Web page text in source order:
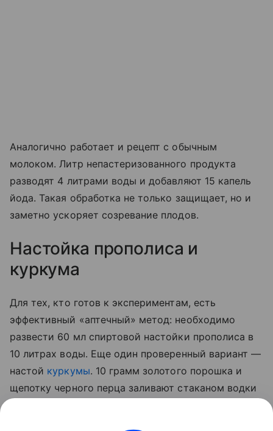
Аналогично работает и рецепт с обычным
молоком. Литр непастеризованного продукта
разводят 4 литрами воды и добавляют 15 капель
йода. Такая обработка не только защищает, но и
заметно ускоряет созревание плодов.
Настойка прополиса и
куркума
Для тех, кто готов к экспериментам, есть
эффективный «аптечный» метод: необходимо
развести 60 мл спиртовой настойки прополиса в
10 литрах воды. Еще один проверенный вариант —
настой куркумы. 10 грамм золотого порошка и
щепотку черного перца заливают стаканом водки